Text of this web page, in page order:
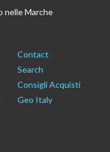
nelle Marche
Contact
Search
Consigli Acquisti
Geo Italy